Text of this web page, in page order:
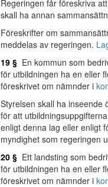
Regeringen får föreskriva
skall ha annan
Föreskrifter om
meddelas av regeringen.
19 § En kommun som
för utbildningen ha en eller
föreskrivet om nämnder i
Styrelsen skall ha inseende
för att
enligt denna lag eller enligt
myndighet som regeringen
20 § Ett landsting som
för utbildningen ha en eller
föreskrivet om nämnder i